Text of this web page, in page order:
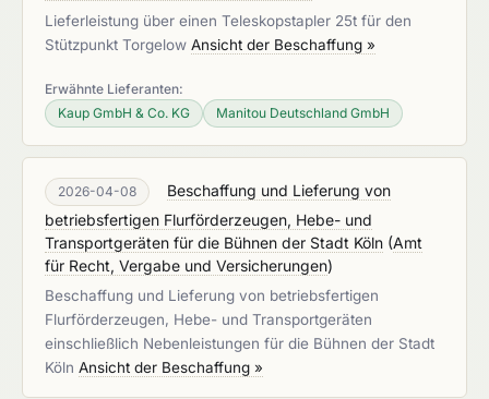
Lieferleistung über einen Teleskopstapler 25t für den
Stützpunkt Torgelow Ansicht der Beschaffung »
Erwähnte Lieferanten:
Kaup GmbH & Co. KG
Manitou Deutschland GmbH
2026-04-08
Beschaffung und Lieferung von
betriebsfertigen Flurförderzeugen, Hebe- und
Transportgeräten für die Bühnen der Stadt Köln (Amt
für Recht, Vergabe und Versicherungen)
Beschaffung und Lieferung von betriebsfertigen
Flurförderzeugen, Hebe- und Transportgeräten
einschließlich Nebenleistungen für die Bühnen der Stadt
Köln Ansicht der Beschaffung »